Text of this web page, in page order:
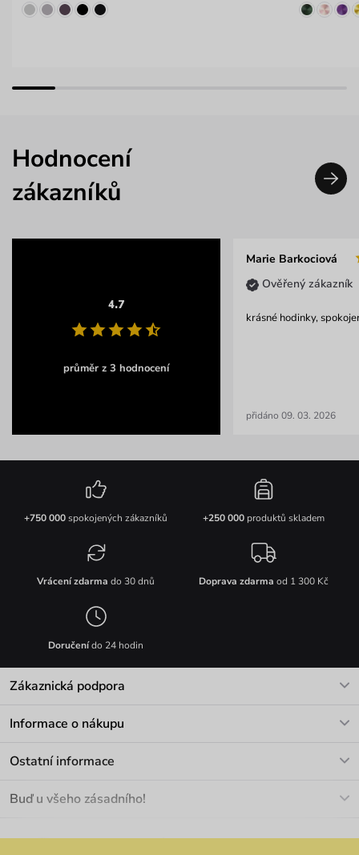
Hodnocení
zákazníků
4.7
průměr z 3 hodnocení
Marie Barkociová
Ověřený zákazník
krásné hodinky,
přidáno 09. 03. 2026
+750 000spokojených zákazníků +250 000produktů skladem
Vrácení zdarma do 30 dnů Doprava zdarma od 1 300 Kč
Doručenído 24 hodin
Zákaznická podpora
Informace o nákupu
Materiály a údržba
Ostatní informace
Velkoobchod
Buď u všeho zásadního!